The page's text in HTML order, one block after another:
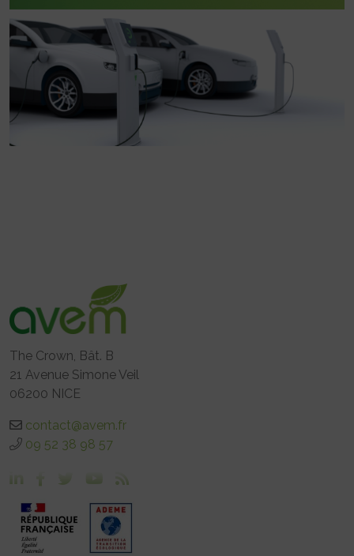
The Crown, Bât. B
21 Avenue Simone Veil
06200 NICE
contact@avem.fr
09 52 38 98 57